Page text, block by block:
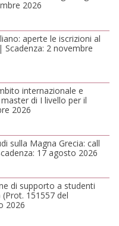
2026
2 novembre
di I livello per il
2026
17 agosto 2026
151557 del
2026